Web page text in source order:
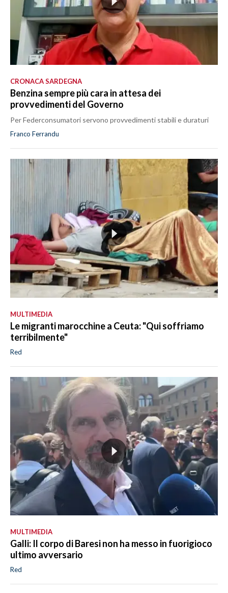
CRONACA SARDEGNA
Benzina sempre più cara in attesa dei
provvedimenti del Governo
Per Federconsumatori servono provvedimenti stabili e duraturi
Franco Ferrandu
MULTIMEDIA
Le migranti marocchine a Ceuta: "Qui soffriamo
terribilmente"
Red
MULTIMEDIA
Galli: Il corpo di Baresi non ha messo in fuorigioco
ultimo avversario
Red